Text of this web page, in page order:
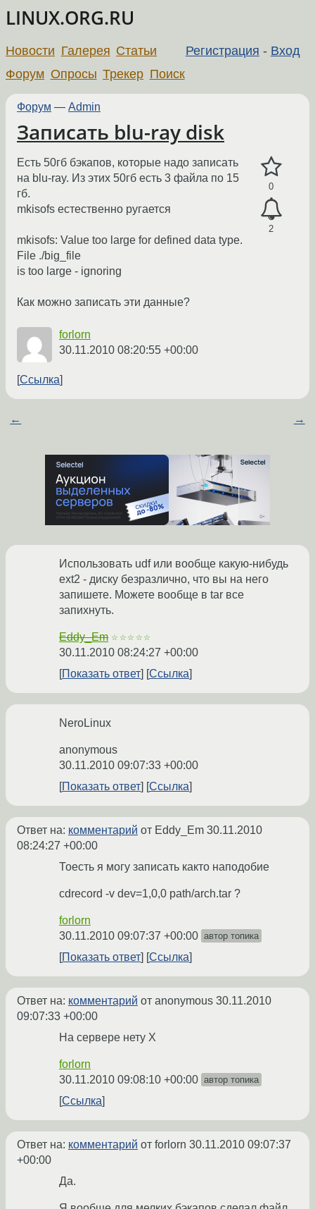
LINUX.ORG.RU
Регистрация - Вход
Новости Галерея Статьи
Форум Опросы Трекер Поиск
Форум — Admin
Записать blu-ray disk
0
2
Есть 50гб бэкапов, которые надо записать
на blu-ray. Из этих 50гб есть 3 файла по 15
гб.
mkisofs естественно ругается
mkisofs: Value too large for defined data type.
File ./big_file
is too large - ignoring
Как можно записать эти данные?
forlorn
30.11.2010 08:20:55 +00:00
Ссылка
← →
Использовать udf или вообще какую-нибудь
ext2 - диску безразлично, что вы на него
запишете. Можете вообще в tar все
запихнуть.
Eddy_Em ☆☆☆☆☆
30.11.2010 08:24:27 +00:00
Показать ответ
Ссылка
NeroLinux
anonymous
30.11.2010 09:07:33 +00:00
Показать ответ
Ссылка
Ответ на: комментарий от Eddy_Em 30.11.2010
08:24:27 +00:00
Тоесть я могу записать както наподобие
cdrecord -v dev=1,0,0 path/arch.tar ?
forlorn
30.11.2010 09:07:37 +00:00 автор топика
Показать ответ Ссылка
Ответ на: комментарий от anonymous 30.11.2010
09:07:33 +00:00
На сервере нету Х
forlorn
30.11.2010 09:08:10 +00:00 автор топика
Ссылка
Ответ на: комментарий от forlorn 30.11.2010 09:07:37
+00:00
Да.